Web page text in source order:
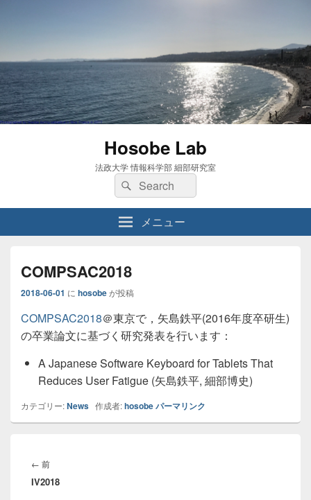
Hosobe Lab
法政大学 情報科学部 細部研究室
検
索:
検
索
メニュー
COMPSAC2018
2018-06-01 に hosobeが投稿
COMPSAC2018＠東京で，矢島鉄平(2016年度卒研生)
の卒業論文に基づく研究発表を行います：
A Japanese Software Keyboard for Tablets That
Reduces User Fatigue (矢島鉄平, 細部博史)
カテゴリー:News 作成者:hosobeパーマリンク
稿
ナ
← 前前
の
IV2018